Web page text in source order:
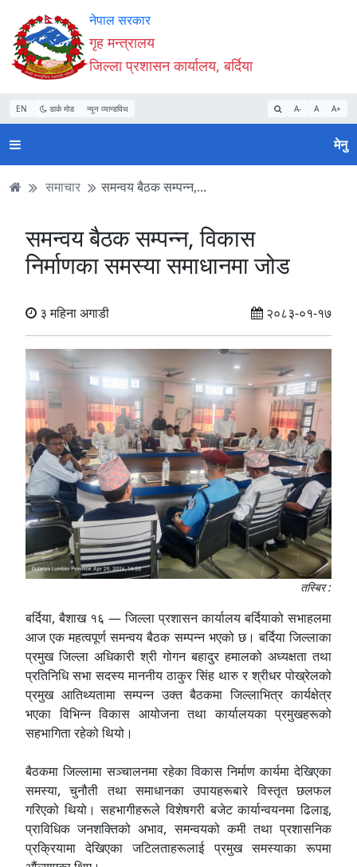
Accessibility
Mode
सुरु
गर्नुहोस्
सामाग्री
पढ्नुहाेस्
नेभिगेसन
पढ्नुहाेस्
वेबसाइट
खोजमा
जानुहोस्
नेपाल सरकार
गृह मन्त्रालय
जिल्ला प्रशासन कार्यालय, बर्दिया
EN डार्क मोड न्यून व्यान्डविथ A- A A+
मेनु
समाचार समन्वय बैठक सम्पन्न,...
समन्वय बैठक सम्पन्न, विकास
निर्माणका समस्या समाधानमा जोड
३ महिना अगाडी २०८३-०१-१७
तस्बिर :
बर्दिया, बैशाख १६ — जिल्ला प्रशासन कार्यालय बर्दियाको सभाहलमा
आज एक महत्वपूर्ण समन्वय बैठक सम्पन्न भएको छ। बर्दिया जिल्लाका
प्रमुख जिल्ला अधिकारी श्री गोगन बहादुर हमालको अध्यक्षता तथा
प्रतिनिधि सभा सदस्य माननीय ठाकुर सिंह थारु र श्रीधर पोख्रेलको
प्रमुख आतिथ्यतामा सम्पन्न उक्त बैठकमा जिल्लाभित्र कार्यक्षेत्र
भएका विभिन्न विकास आयोजना तथा कार्यालयका प्रमुखहरूको
सहभागिता रहेको थियो।
बैठकमा जिल्लामा सञ्चालनमा रहेका विकास निर्माण कार्यमा देखिएका
समस्या, चुनौती तथा समाधानका उपायहरूबारे विस्तृत छलफल
गरिएको थियो। सहभागीहरूले विशेषगरी बजेट कार्यान्वयनमा ढिलाइ,
प्राविधिक जनशक्तिको अभाव, समन्वयको कमी तथा प्रशासनिक
प्रक्रियामा देखिएका जटिलताहरूलाई प्रमुख समस्याका रूपमा